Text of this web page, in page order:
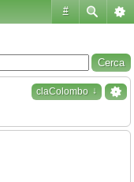
#
claColombo ↓